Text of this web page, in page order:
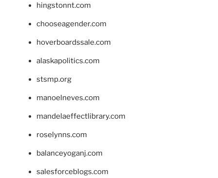
hingstonnt.com
chooseagender.com
hoverboardssale.com
alaskapolitics.com
stsmp.org
manoelneves.com
mandelaeffectlibrary.com
roselynns.com
balanceyoganj.com
salesforceblogs.com